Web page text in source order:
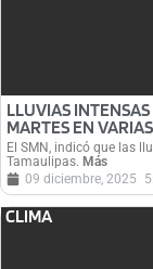
LLUVIAS
MARTES EN
El SMN, indicó que las
Tamaulipas. Más
09 diciembre, 2025
CLIMA